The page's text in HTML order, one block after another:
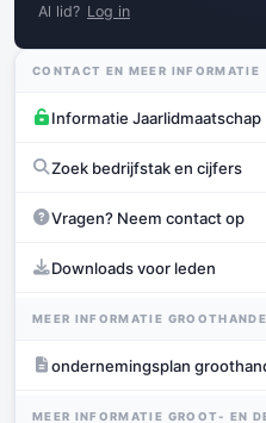
Al lid? Log in
CONTACT EN MEER INFORMATIE
Informatie Jaarlidmaatschap
Zoek bedrijfstak en cijfers
Vragen? Neem contact op
Downloads voor leden
MEER INFORMATIE
ondernemingsplan
MEER INFORMATIE GROOT- EN